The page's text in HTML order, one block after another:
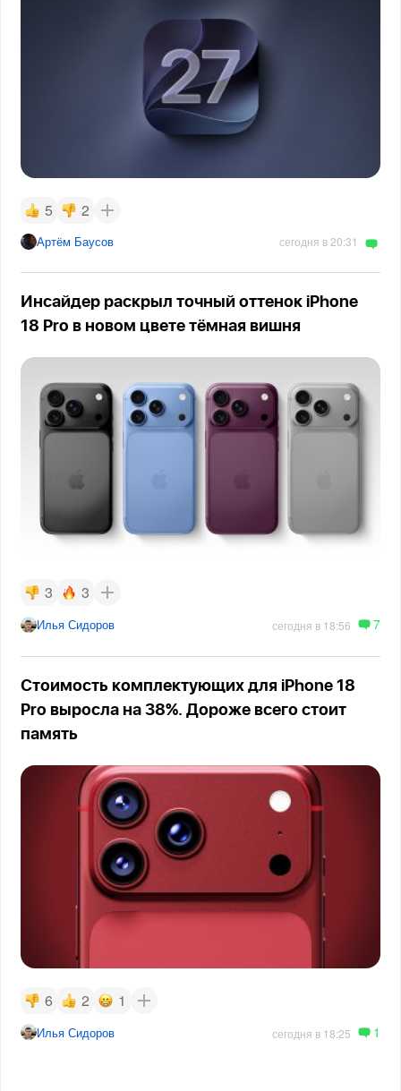
5 2
Артём Баусов сегодня в 20:31
Инсайдер раскрыл точный оттенок iPhone
18 Pro в новом цвете тёмная вишня
3 3
Илья Сидоров сегодня в 18:56 7
Стоимость комплектующих для iPhone 18
Pro выросла на 38%. Дороже всего стоит
память
6 2 1
Илья Сидоров сегодня в 18:25 1